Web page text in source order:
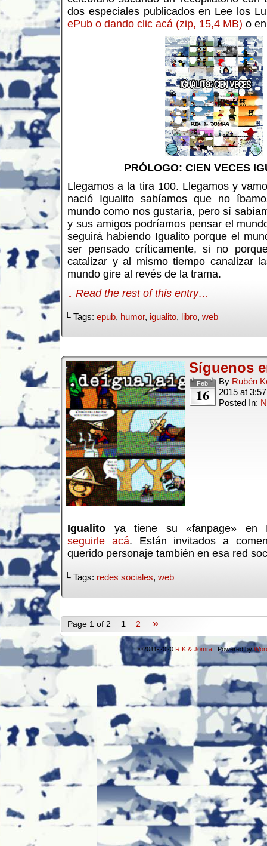
dos especiales publicados en Lee los
ePub o dando clic acá (zip, 15,4 MB) o
PRÓLOGO: CIEN VECES
Llegamos a la tira 100. Llegamos y
nació Igualito sabíamos que no
mundo como nos gustaría, pero sí
y sus amigos podríamos pensar el
seguirá habiendo Igualito porque el
ser pensado críticamente, si no
catalizar y al mismo tiempo canalizar
mundo gire al revés de la trama.
↓ Read the rest of this entry…
└ Tags: epub, humor, igualito, libro, web
Síguenos
Feb
16
By Rubén
2015 at
Posted In:
Igualito ya tiene su «fanpage» en
seguirle acá. Están invitados a
querido personaje también en esa red
└ Tags: redes sociales, web
Page 1 of 2 1 2 »
©2011-2020 RIK & Jomra | Powered by